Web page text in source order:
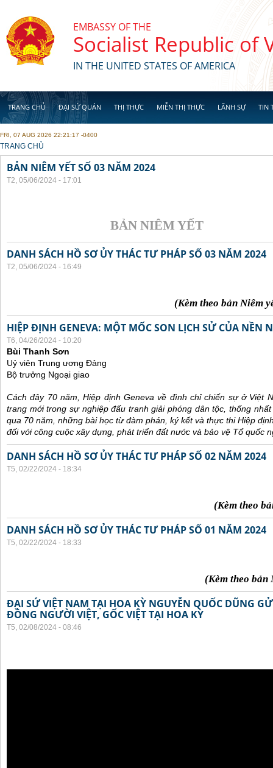
EMBASSY OF THE
Socialist Republic of
IN THE UNITED STATES OF AMERICA
TRANG CHỦ ĐẠI SỨ QUÁN THỊ THỰC MIỄN THỊ THỰC LÃNH SỰ TIN
FRI, 07 AUG 2026 22:21:17 -0400
YOU ARE HERE
TRANG CHỦ
BẢN NIÊM YẾT SỐ 03 NĂM 2024
T2, 05/06/2024 - 17:01
BẢN NIÊM YẾT
DANH SÁCH HỒ SƠ ỦY THÁC TƯ PHÁP SỐ 03 NĂM 2024
T2, 05/06/2024 - 16:49
(Kèm theo bản Niêm
HIỆP ĐỊNH GENEVA: MỘT MỐC SON LỊCH SỬ CỦA NỀN
T6, 04/26/2024 - 10:20
Bùi Thanh Sơn
Uỷ viên Trung ương Đảng
Bộ trưởng Ngoại giao
Cách đây 70 năm, Hiệp định Geneva về đình chỉ chiến sự ở Việt
trang mới trong sự nghiệp đấu tranh giải phóng dân tộc, thống
qua 70 năm, những bài học từ đàm phán, ký kết và thực thi Hiệp
đối với công cuộc xây dựng, phát triển đất nước và bảo vệ Tổ quốc
DANH SÁCH HỒ SƠ ỦY THÁC TƯ PHÁP SỐ 02 NĂM 2024
T5, 02/22/2024 - 18:34
(Kèm theo
DANH SÁCH HỒ SƠ ỦY THÁC TƯ PHÁP SỐ 01 NĂM 2024
T5, 02/22/2024 - 18:33
(Kèm theo bản
ĐẠI SỨ VIỆT NAM TẠI HOA KỲ NGUYỄN QUỐC DŨNG
ĐỒNG NGƯỜI VIỆT, GỐC VIỆT TẠI HOA KỲ
T5, 02/08/2024 - 08:46